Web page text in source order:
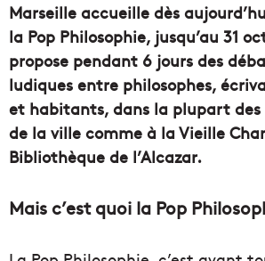
Marseille accueille dès
la Pop Philosophie, jusqu’au 31
propose pendant 6 jours des
ludiques entre philosophes,
et habitants, dans la plupart
de la ville comme à la Vieille
Bibliothèque de l’Alcazar.
Mais c’est quoi la Pop